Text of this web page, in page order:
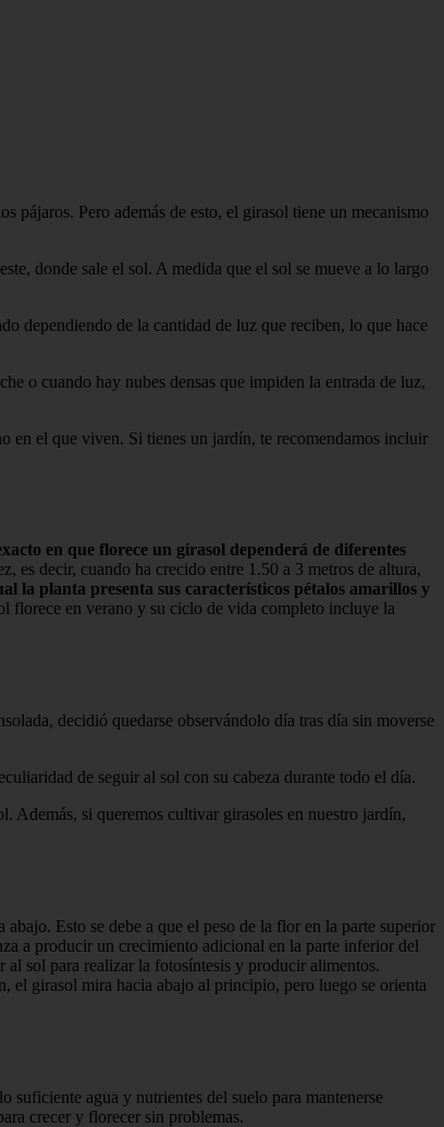
pájaros. Pero además de esto, el girasol tiene un mecanismo
donde sale el sol. A medida que el sol se mueve a lo largo
dependiendo de la cantidad de luz que reciben, lo que hace
o cuando hay nubes densas que impiden la entrada de luz,
en el que viven. Si tienes un jardín, te recomendamos incluir
en que florece un girasol dependerá de diferentes
es decir, cuando ha crecido entre 1.50 a 3 metros de altura,
la planta presenta sus característicos pétalos amarillos y
florece en verano y su ciclo de vida completo incluye la
decidió quedarse observándolo día tras día sin moverse
de seguir al sol con su cabeza durante todo el día.
Además, si queremos cultivar girasoles en nuestro jardín,
Esto se debe a que el peso de la flor en la parte superior
a producir un crecimiento adicional en la parte inferior del
sol para realizar la fotosíntesis y producir alimentos.
el girasol mira hacia abajo al principio, pero luego se orienta
suficiente agua y nutrientes del suelo para mantenerse
crecer y florecer sin problemas.